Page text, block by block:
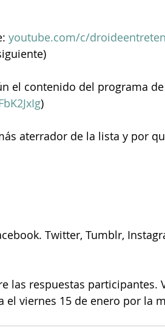
youtube.com/c/
el contenido del programa
)
aterrador de la lista y por
Twitter, Tumblr,
las respuestas participantes.
viernes 15 de enero por la